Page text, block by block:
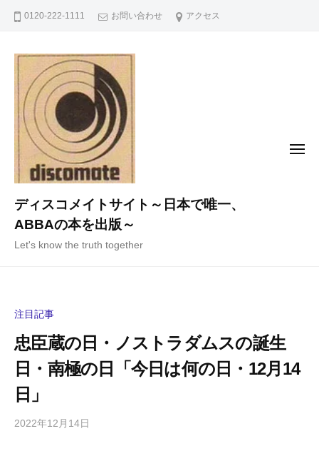
0120-222-1111 お問い合わせ アクセス
ディスコメイトサイト～日本で唯一、
ABBAの本を出版～
Let's know the truth together
メ
注目記事
忠臣蔵の日・ノストラダムスの誕生
日・南極の日「今日は何の日・12月14
日」
2022年12月14日